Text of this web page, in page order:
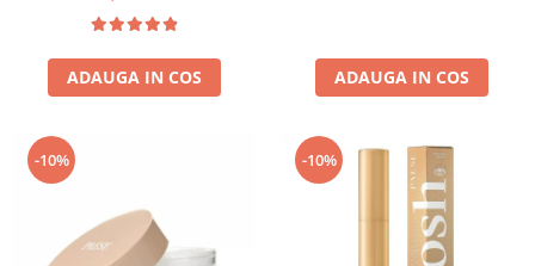
ADAUGA IN COS ADAUGA IN COS
-10% -10%